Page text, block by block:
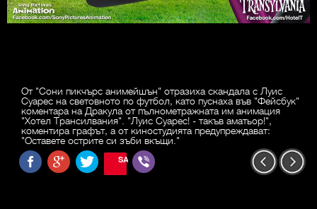
От "Сони пикчърс анимейшън" отразиха скандала с Луис
Суарес на световното по футбол, като пуснаха във "Фейсбук"
коментара на Дракула от пълнометражната им анимация
"Хотел Трансилвания". "Луис Суарес! - такъв аматьор!",
коментира графът, а от киностудията предупреждават:
"Оставете острите си зъби вкъщи."
SAVE